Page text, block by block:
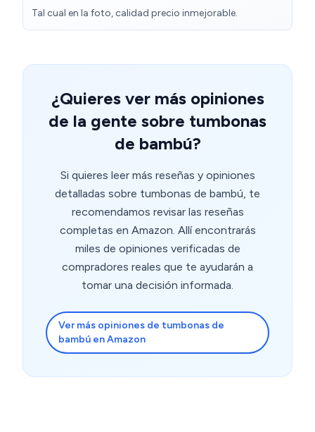
Tal cual en la foto, calidad precio inmejorable.
¿Quieres ver más opiniones
de la gente sobre tumbonas
de bambú?
Si quieres leer más reseñas y opiniones
detalladas sobre tumbonas de bambú, te
recomendamos revisar las reseñas
completas en Amazon. Allí encontrarás
miles de opiniones verificadas de
compradores reales que te ayudarán a
tomar una decisión informada.
Ver más opiniones de tumbonas de
bambú en Amazon